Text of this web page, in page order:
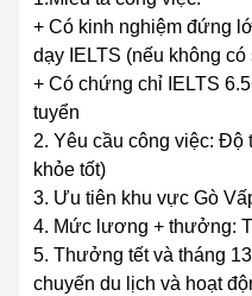
+ Có kinh nghiệm đứng
dạy IELTS (nếu không
+ Có chứng chỉ IELTS
tuyển
2. Yêu cầu công việc: Độ
khỏe tốt)
3. Ưu tiên khu vực Gò
4. Mức lương + thưởng:
5. Thưởng tết và tháng
chuyến du lịch và hoạt